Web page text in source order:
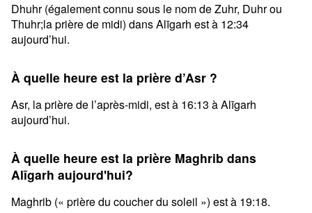
Dhuhr (également connu sous le nom de Zuhr, Duhr ou
Thuhr;la prière de midi) dans Alīgarh est à 12:34
aujourd’hui.
À quelle heure est la prière d’Asr ?
Asr, la prière de l’après-midi, est à 16:13 à Alīgarh
aujourd’hui.
À quelle heure est la prière Maghrib dans
Alīgarh aujourd'hui?
Maghrib (« prière du coucher du soleil ») est à 19:18.